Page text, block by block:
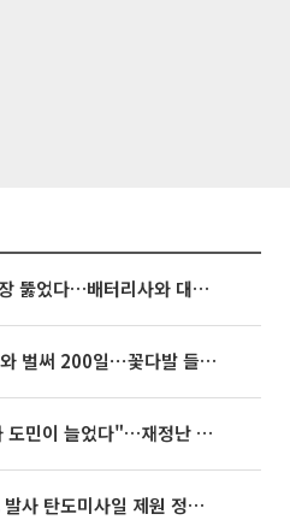
포스코퓨처엠, LFP 시장 뚫었다…배터리사와 대규모 장기 공급 합의
아옳이, 한의사 김형배와 벌써 200일⋯꽃다발 들고 "프러포즈 아냐"
추미애 "복지가 아니라 도민이 늘었다"…재정난 책임론 정면돌파
탄도미사일 제원 정밀분석 중"